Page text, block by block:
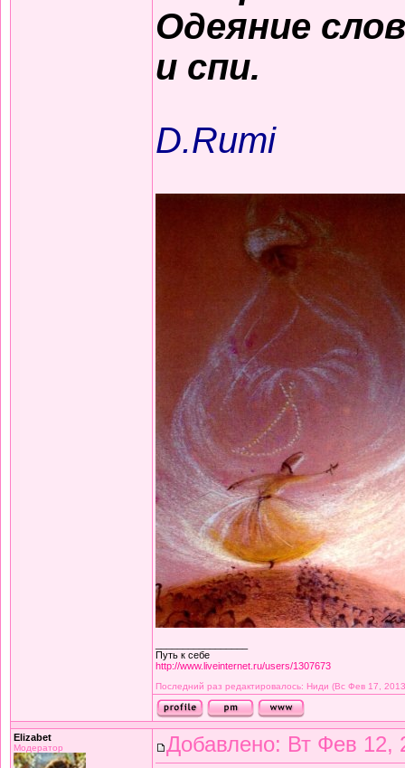
Одеяние
и спи.
D.Rumi
Путь к себе
http://www.liveinternet.ru/users/1307673
Последний раз редактировалось: Ниди (Вс Фев 17,
Elizabet
Модератор Добавлено: Вт Фев 12,